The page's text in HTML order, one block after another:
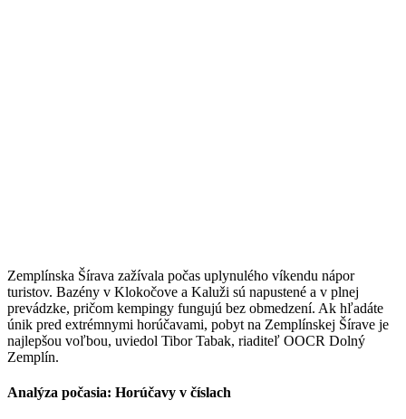
Zemplínska Šírava zažívala počas uplynulého víkendu nápor
turistov. Bazény v Klokočove a Kaluži sú napustené a v plnej
prevádzke, pričom kempingy fungujú bez obmedzení. Ak hľadáte
únik pred extrémnymi horúčavami, pobyt na Zemplínskej Šírave je
najlepšou voľbou, uviedol Tibor Tabak, riaditeľ OOCR Dolný
Zemplín.
Analýza počasia: Horúčavy v číslach